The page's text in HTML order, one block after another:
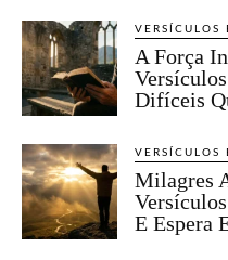
VERSÍCULOS
A Força
Difíceis
VERSÍCULOS
Milagres
E Espera